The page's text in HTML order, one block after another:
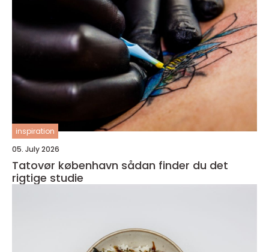
inspiration
05. July 2026
Tatovør københavn sådan finder du det
rigtige studie